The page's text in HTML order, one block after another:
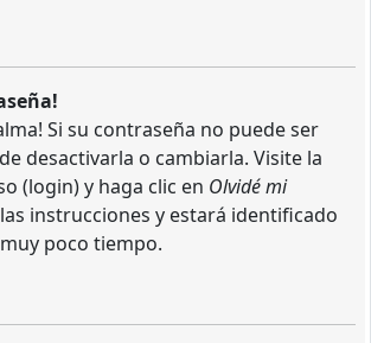
Si su contraseña no puede ser
desactivarla o cambiarla. Visite la
(login) y haga clic en Olvidé mi
las instrucciones y estará identificado
poco tiempo.